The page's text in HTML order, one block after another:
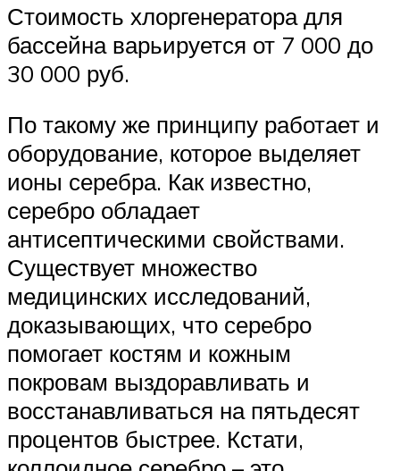
Стоимость хлоргенератора для
бассейна варьируется от 7 000 до
30 000 руб.
По такому же принципу работает и
оборудование, которое выделяет
ионы серебра. Как известно,
серебро обладает
антисептическими свойствами.
Существует множество
медицинских исследований,
доказывающих, что серебро
помогает костям и кожным
покровам выздоравливать и
восстанавливаться на пятьдесят
процентов быстрее. Кстати,